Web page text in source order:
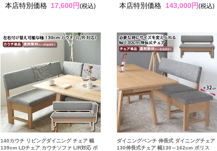
本店特別価格 17,600円(税込) 本店特別価格 143,000円(税込)
140カウチ リビングダイニング チェア 幅
139cm LDチェア カウチソファ L/R対応 ボ
ダイニングベンチ 伸長式 ダイニングチェア
130伸長式チェア 幅130～162cm ボリス